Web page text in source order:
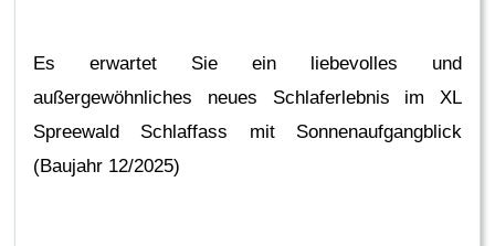
Es erwartet Sie ein liebevolles und
außergewöhnliches neues Schlaferlebnis im XL
Spreewald Schlaffass mit Sonnenaufgangblick
(Baujahr 12/2025)